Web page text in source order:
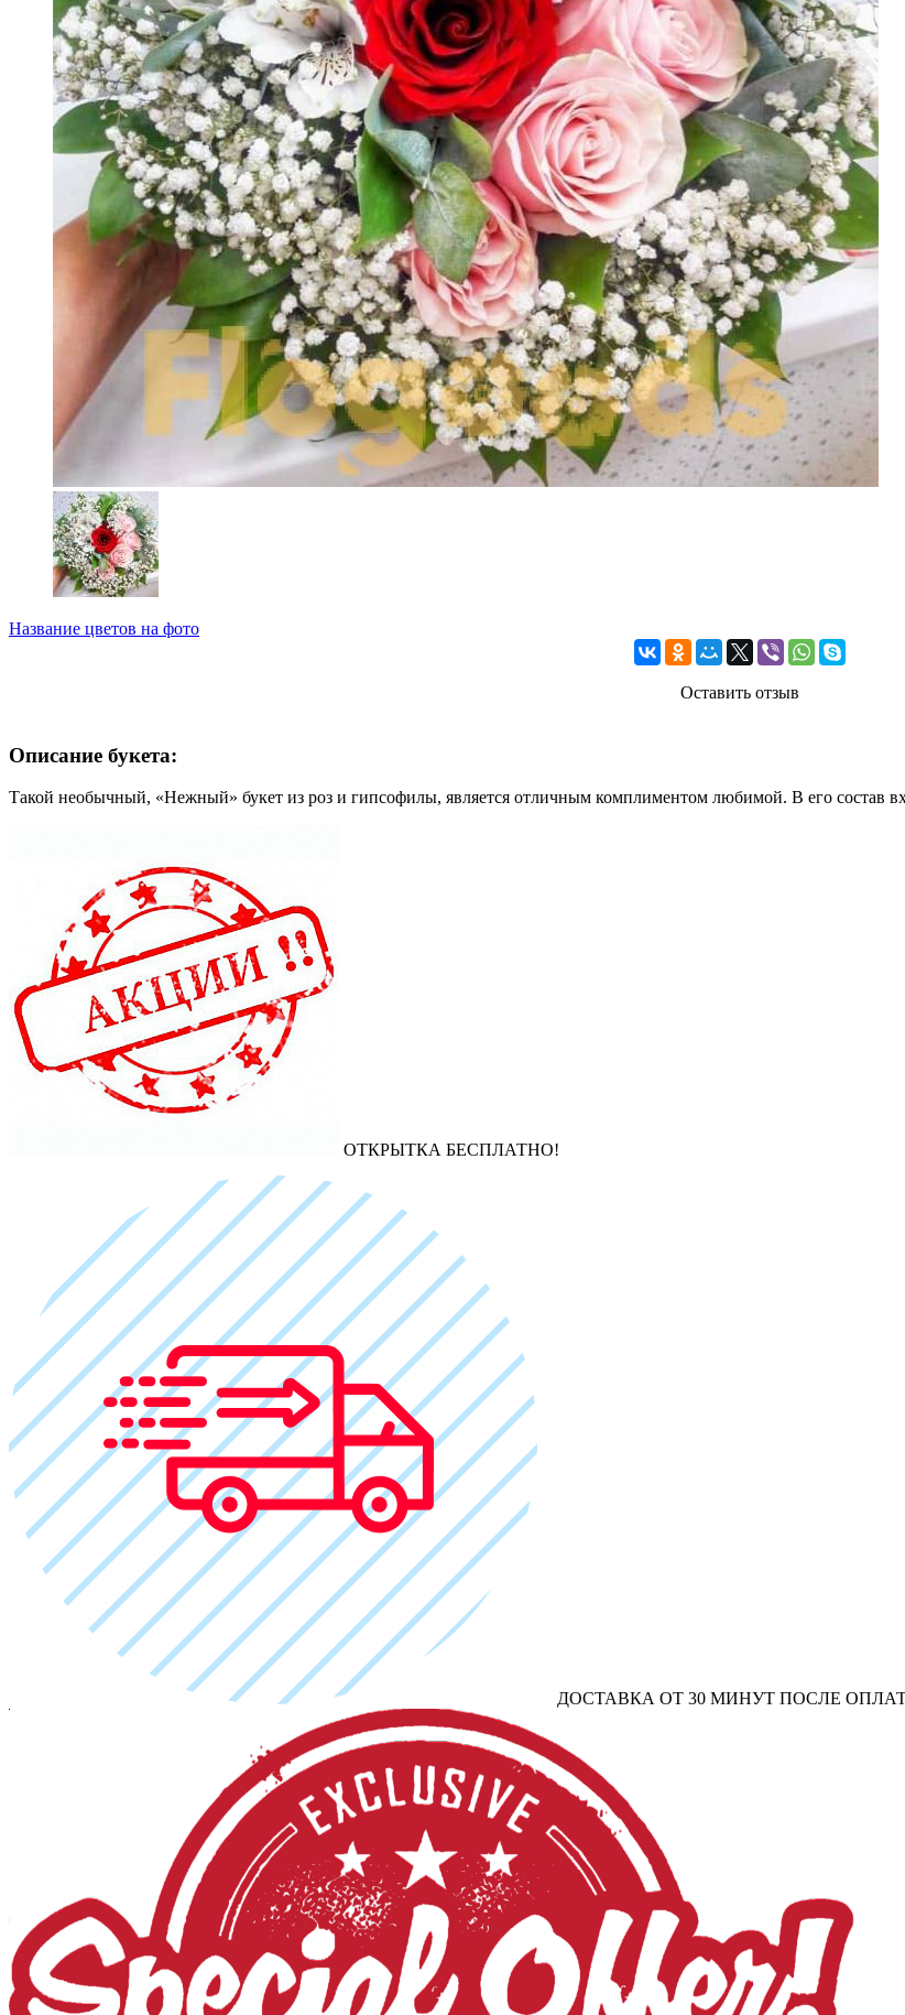
Название цветов на фото
Оставить отзыв
Описание букета:
Такой необычный, «Нежный» букет из роз и гипсофилы, является отличным комплиментом любимой. В его состав
ОТКРЫТКА БЕСПЛАТНО!
ДОСТАВКА ОТ 30 МИНУТ ПОСЛЕ